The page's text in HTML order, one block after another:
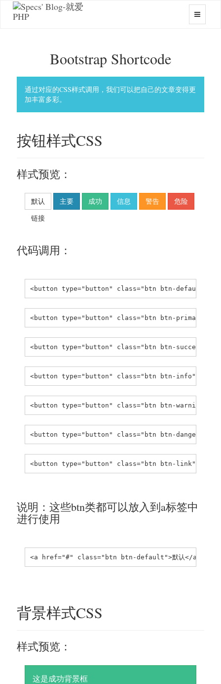
Bootstrap Shortcode
通过对应的CSS样式调用，我们可以把自己的文章变得更
加丰富多彩。
按钮样式CSS
样式预览：
默认 主要 成功 信息 警告
危险
链接
代码调用：
<button type="button" class="btn btn-default">默
<button type="button" class="btn btn-primary">主
<button type="button" class="btn btn-success">成
<button type="button" class="btn btn-info">信息</
<button type="button" class="btn btn-warning">警
<button type="button" class="btn btn-danger">危
<button type="button" class="btn btn-link">链接</
说明：这些btn类都可以放入到a标签中
进行使用
<a href="#" class="btn btn-default">默认</a>
背景样式CSS
样式预览：
这是成功背景框